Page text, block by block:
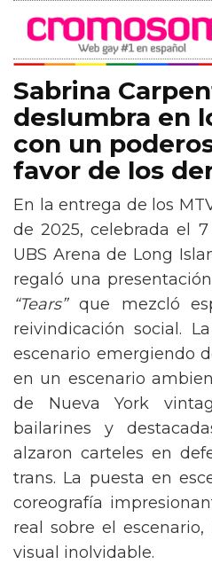
Sabrina
deslumbra en
con un
favor de los
En la entrega de los
de 2025, celebrada el
UBS Arena de Long
regaló una
“Tears”que mezcló
reivindicación social.
escenario emergiendo
en un escenario
de Nueva York
bailarines y
alzaron carteles en
trans. La puesta en
coreografía
real sobre el
visual inolvidable.